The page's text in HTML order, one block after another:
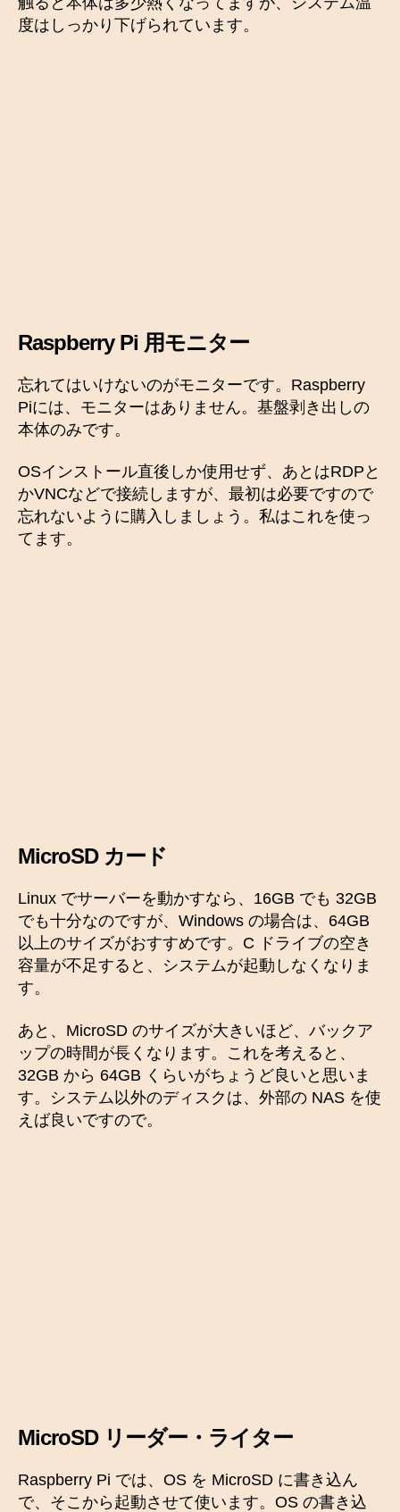
度はしっかり下げられています。
Raspberry Pi 用モニター
忘れてはいけないのがモニターです。Raspberry
Piには、モニターはありません。基盤剥き出しの
本体のみです。
OSインストール直後しか使用せず、あとはRDPと
かVNCなどで接続しますが、最初は必要ですので
忘れないように購入しましょう。私はこれを使っ
てます。
MicroSD カード
Linux でサーバーを動かすなら、16GB でも 32GB
でも十分なのですが、Windows の場合は、64GB
以上のサイズがおすすめです。C ドライブの空き
容量が不足すると、システムが起動しなくなりま
す。
あと、MicroSD のサイズが大きいほど、バックア
ップの時間が長くなります。これを考えると、
32GB から 64GB くらいがちょうど良いと思いま
す。システム以外のディスクは、外部の NAS を使
えば良いですので。
MicroSD リーダー・ライター
Raspberry Pi では、OS を MicroSD に書き込ん
で、そこから起動させて使います。OS の書き込